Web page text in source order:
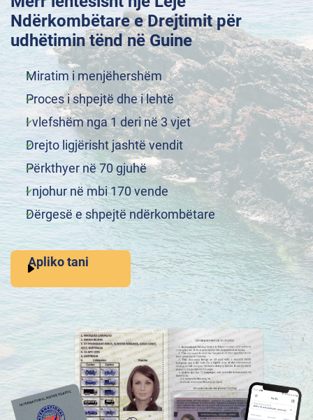
Ndërkombëtare e Drejtimit për
udhëtimin tënd në Guine
Miratim i menjëhershëm
Proces i shpejtë dhe i lehtë
I vlefshëm nga 1 deri në 3 vjet
Drejto ligjërisht jashtë vendit
Përkthyer në 70 gjuhë
I njohur në mbi 170 vende
Dërgesë e shpejtë ndërkombëtare
Apliko tani